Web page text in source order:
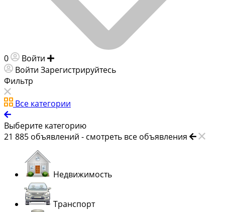
0 Войти
Войти Зарегистрируйтесь
Фильтр
Все категории
Выберите категорию
21 885 объявлений - смотреть все объявления
Недвижимость
Транспорт